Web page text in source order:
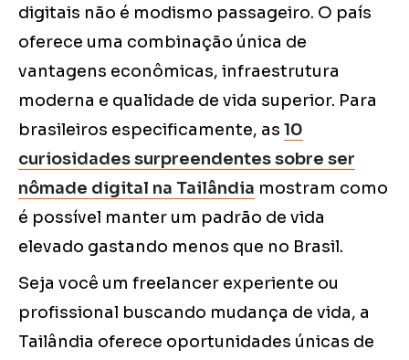
digitais não é modismo passageiro. O país
oferece uma combinação única de
vantagens econômicas, infraestrutura
moderna e qualidade de vida superior. Para
brasileiros especificamente, as 10
curiosidades surpreendentes sobre ser
nômade digital na Tailândia mostram como
é possível manter um padrão de vida
elevado gastando menos que no Brasil.
Seja você um freelancer experiente ou
profissional buscando mudança de vida, a
Tailândia oferece oportunidades únicas de